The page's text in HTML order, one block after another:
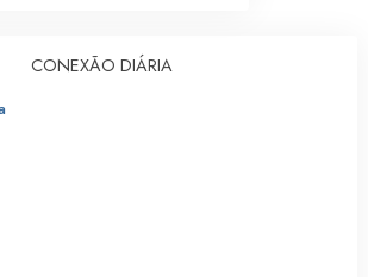
CONEXÃO DIÁRIA